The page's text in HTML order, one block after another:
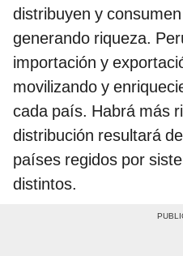
distribuyen y
generando riqueza.
importación y
movilizando y
cada país. Habrá más
distribución resultará
países regidos por
distintos.